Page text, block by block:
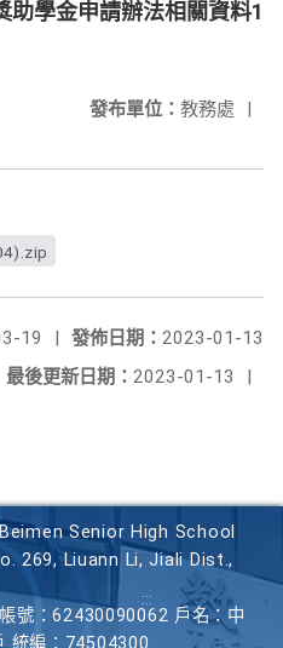
助學金申請辦法相關資料1
發布單位： 教務處 |
發佈日期： 2023-01-13
19
|
最後更新日期： 2023-01-13 |
Senior High School
269, Liuann Li, Jiali Dist.,
號：62430090062 戶名：中
統編：74504300